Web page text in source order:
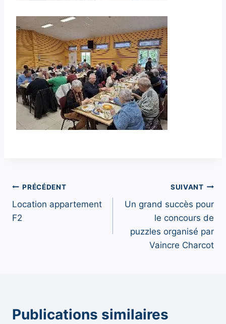
Navigation
de
PRÉCÉDENT
Location appartement
F2
SUIVANT
Un grand succès pour
le concours de
puzzles organisé par
Vaincre Charcot
Publications similaires